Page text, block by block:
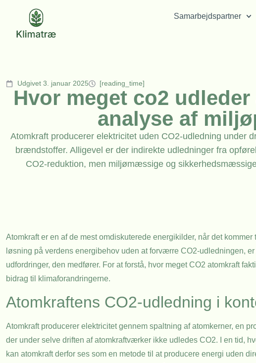
Samarbejdspartner
Udgivet 3. januar 2025 [reading_time]
Hvor meget co2
analyse af
Atomkraft producerer elektricitet uden CO2-udledning under
brændstoffer. Alligevel er der indirekte udledninger fra
CO2-reduktion, men miljømæssige og
Atomkraft er en af de mest omdiskuterede energikilder, når det
løsning på verdens energibehov uden at forværre CO2-udledningen,
udfordringer, den medfører. For at forstå, hvor meget CO2 atomkraft
bidrag til klimaforandringerne.
Atomkraftens CO2-udledning i
Atomkraft producerer elektricitet gennem spaltning af atomkerner, en
der under selve driften af atomkraftværker ikke udledes CO2. I en tid,
kan atomkraft derfor ses som en metode til at producere energi uden